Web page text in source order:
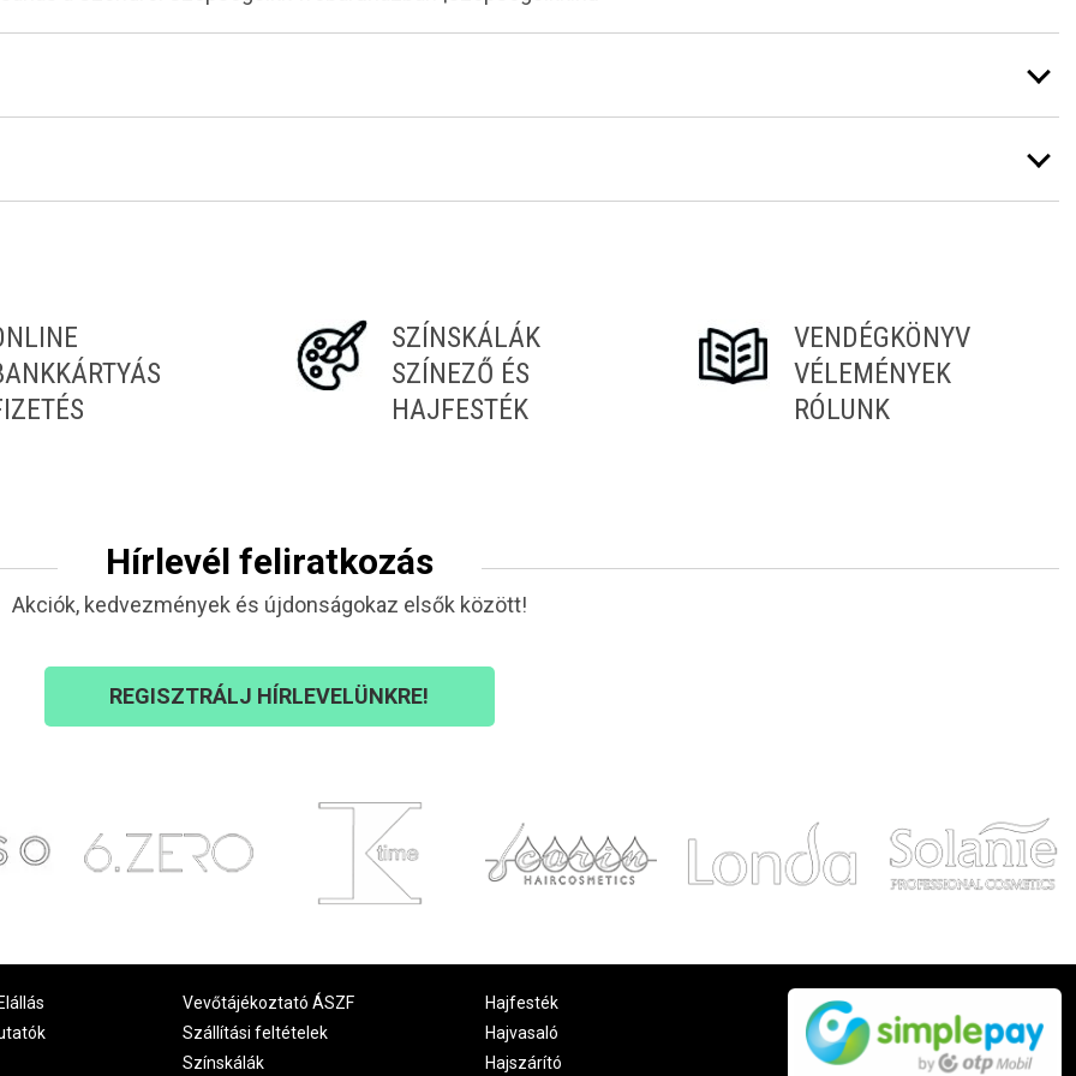
SZÍNSKÁLÁK
SZÍNEZŐ ÉS
HAJFESTÉK
VENDÉGKÖNYV
VÉLEMÉNYEK
RÓLUNK
Hírlevél feliratkozás
Akciók, kedvezmények és újdonságokaz elsők között!
REGISZTRÁLJ HÍRLEVELÜNKRE!
Vevőtájékoztató ÁSZF
Szállítási feltételek
Színskálák
Hajfesték
Hajvasaló
Hajszárító